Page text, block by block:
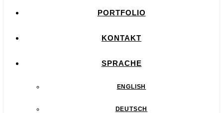
PORTFOLIO
KONTAKT
SPRACHE
ENGLISH
DEUTSCH